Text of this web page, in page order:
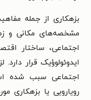
بزهکاری از جمله
مشخصه‌های مکانی و
اجتماعی، ساختار
ایدوئولوؤیک قرار
اجتماعی سبب شده
رویارویی یا بزهکاری